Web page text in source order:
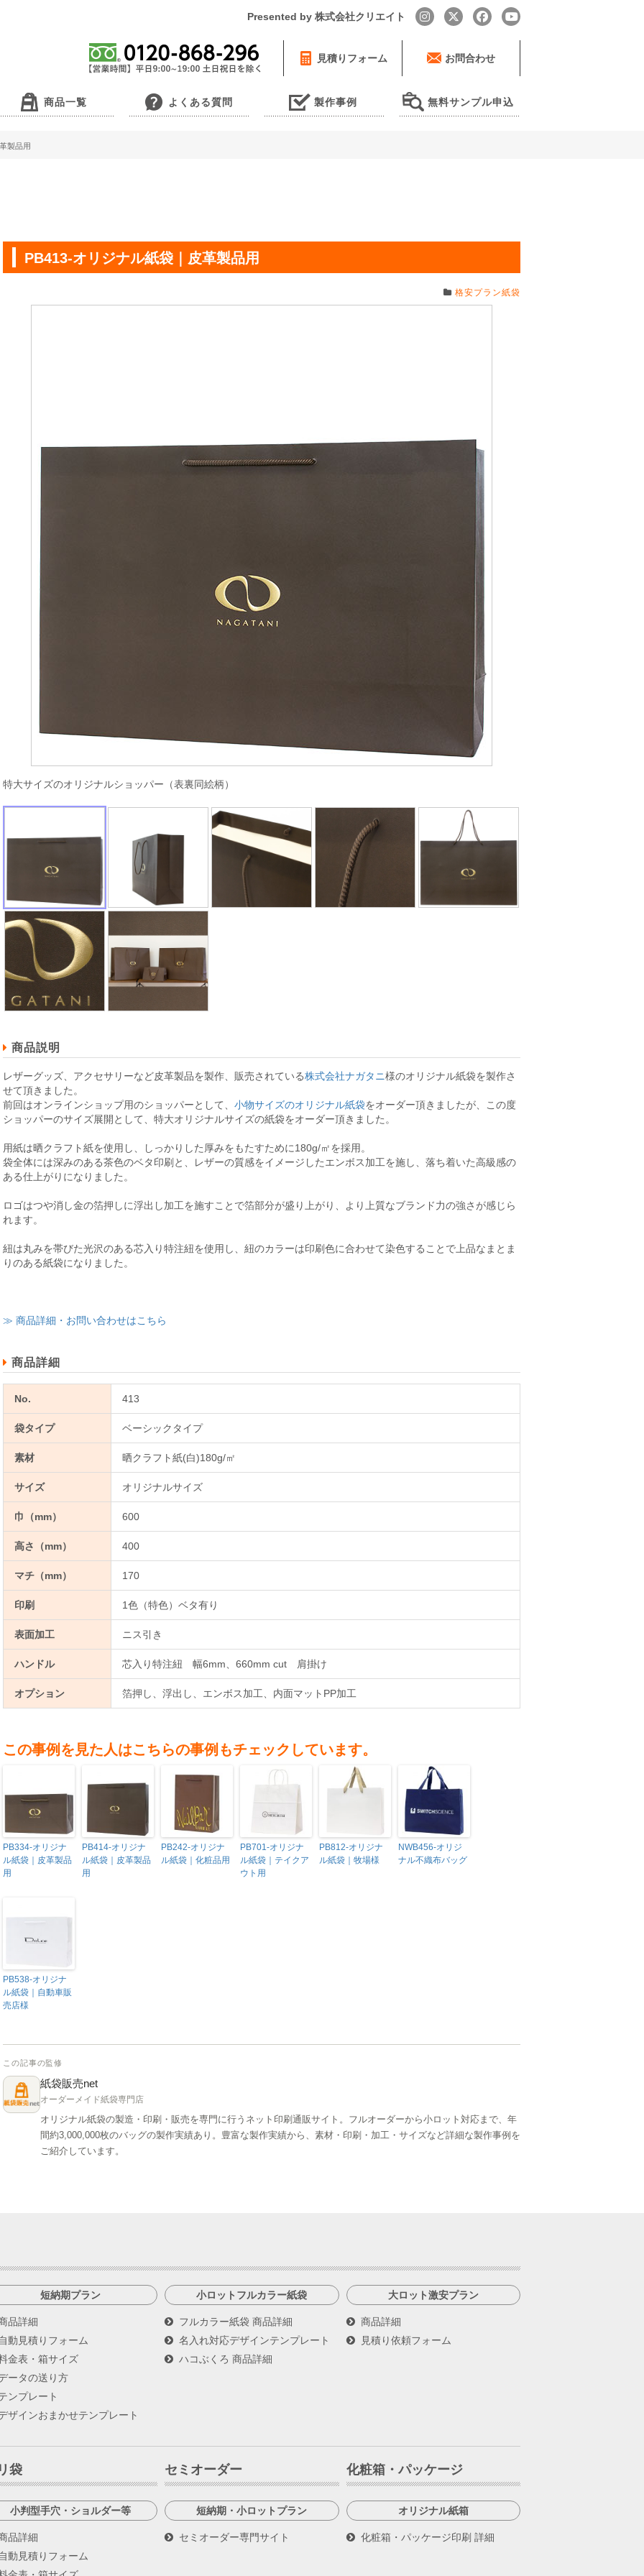
Presented by 株式会社クリエイト
見積りフォーム お問合わせ
商品一覧 よくある質問 製作事例 無料サンプル申込
製品用
PB413-オリジナル紙袋｜皮革製品用
格安プラン紙袋
特大サイズのオリジナルショッパー（表裏同絵柄）
商品説明
レザーグッズ、アクセサリーなど皮革製品を製作、販売されている株式会社ナガタニ様のオリジナル紙袋を製作さ
せて頂きました。
前回はオンラインショップ用のショッパーとして、 小物サイズのオリジナル紙袋をオーダー頂きましたが、この度
ショッパーのサイズ展開として、特大オリジナルサイズの紙袋をオーダー頂きました。
用紙は晒クラフト紙を使用し、しっかりした厚みをもたすために180g/㎡を採用。
袋全体には深みのある茶色のベタ印刷と、レザーの質感をイメージしたエンボス加工を施し、落ち着いた高級感の
ある仕上がりになりました。
ロゴはつや消し金の箔押しに浮出し加工を施すことで箔部分が盛り上がり、より上質なブランド力の強さが感じら
れます。
紐は丸みを帯びた光沢のある芯入り特注紐を使用し、紐のカラーは印刷色に合わせて染色することで上品なまとま
りのある紙袋になりました。
≫ 商品詳細・お問い合わせはこちら
商品詳細
No. 413
袋タイプ ベーシックタイプ
素材 晒クラフト紙(白)180g/㎡
サイズ オリジナルサイズ
巾（mm） 600
高さ（mm） 400
マチ（mm） 170
印刷 1色（特色）ベタ有り
表面加工 ニス引き
ハンドル 芯入り特注紐 幅6mm、660mm cut 肩掛け
オプション 箔押し、浮出し、エンボス加工、内面マットPP加工
この事例を見た人はこちらの事例もチェックしています。
PB334-オリジナ
ル紙袋｜皮革製品
用
PB414-オリジナ
ル紙袋｜皮革製品
用
PB242-オリジナ
ル紙袋｜化粧品用
PB701-オリジナ
ル紙袋｜テイクア
ウト用
PB812-オリジナ
ル紙袋｜牧場様
NWB456-オリジ
ナル不織布バッグ
PB538-オリジナ
ル紙袋｜自動車販
売店様
この記事の監修
紙袋販売net
オーダーメイド紙袋専門店
オリジナル紙袋の製造・印刷・販売を専門に行うネット印刷通販サイト。フルオーダーから小ロット対応まで、年
間約3,000,000枚のバッグの製作実績あり。豊富な製作実績から、素材・印刷・加工・サイズなど詳細な製作事例を
ご紹介しています。
短納期プラン
品詳細
動見積りフォーム
金表・箱サイズ
ータの送り方
ンプレート
ザインおまかせテンプレート
小ロットフルカラー紙袋
フルカラー紙袋 商品詳細
名入れ対応デザインテンプレート
ハコぶくろ 商品詳細
大ロット激安プラン
商品詳細
見積り依頼フォーム
袋
小判型手穴・ショルダー等
品詳細
動見積りフォーム
セミオーダー
短納期・小ロットプラン
セミオーダー専門サイト
化粧箱・パッケージ
オリジナル紙箱
化粧箱・パッケージ印刷 詳細